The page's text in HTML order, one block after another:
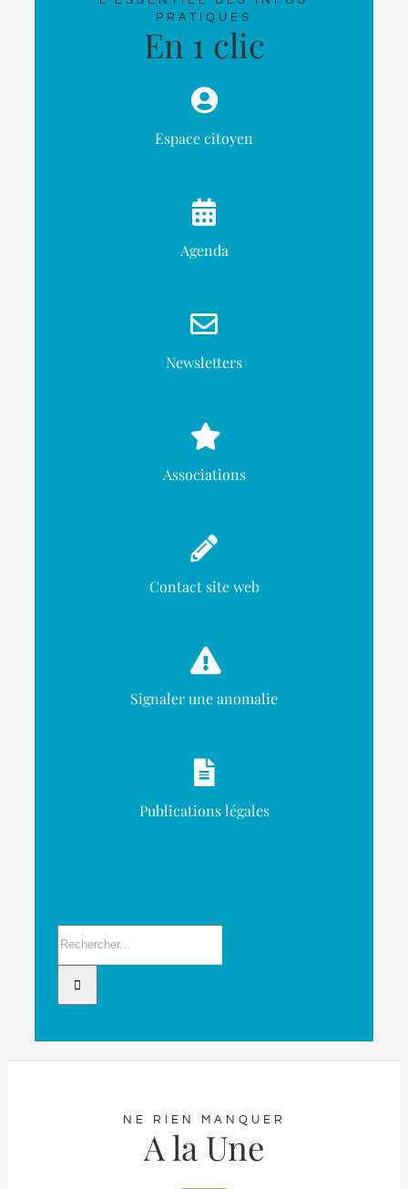
PRATIQUES
En 1 clic
Espace citoyen
Agenda
Newsletters
Associations
Contact site web
Signaler une anomalie
Publications légales
NE RIEN MANQUER
A la Une